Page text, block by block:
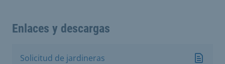
Enlaces y descargas
Solicitud de jardineras